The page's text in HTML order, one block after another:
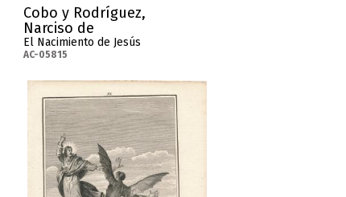
Cobo y Rodríguez,
Narciso de
El Nacimiento de Jesús
AC-05815